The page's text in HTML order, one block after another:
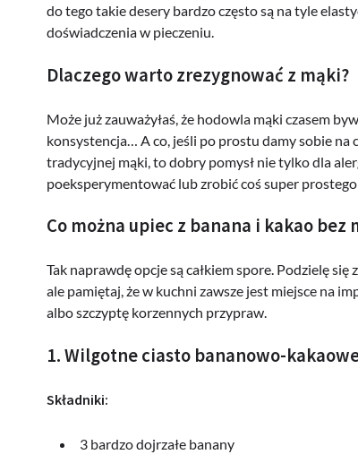
do tego takie desery bardzo często są na tyle
doświadczenia w pieczeniu.
Dlaczego warto zrezygnować z mąki?
Może już zauważyłaś, że hodowla mąki czasem
konsystencja… A co, jeśli po prostu damy sobie na
tradycyjnej mąki, to dobry pomysł nie tylko dla
poeksperymentować lub zrobić coś super
Co można upiec z banana i kakao bez
Tak naprawdę opcje są całkiem spore. Podzielę
ale pamiętaj, że w kuchni zawsze jest miejsce na
albo szczyptę korzennych przypraw.
1. Wilgotne ciasto bananowo-
Składniki:
3 bardzo dojrzałe banany